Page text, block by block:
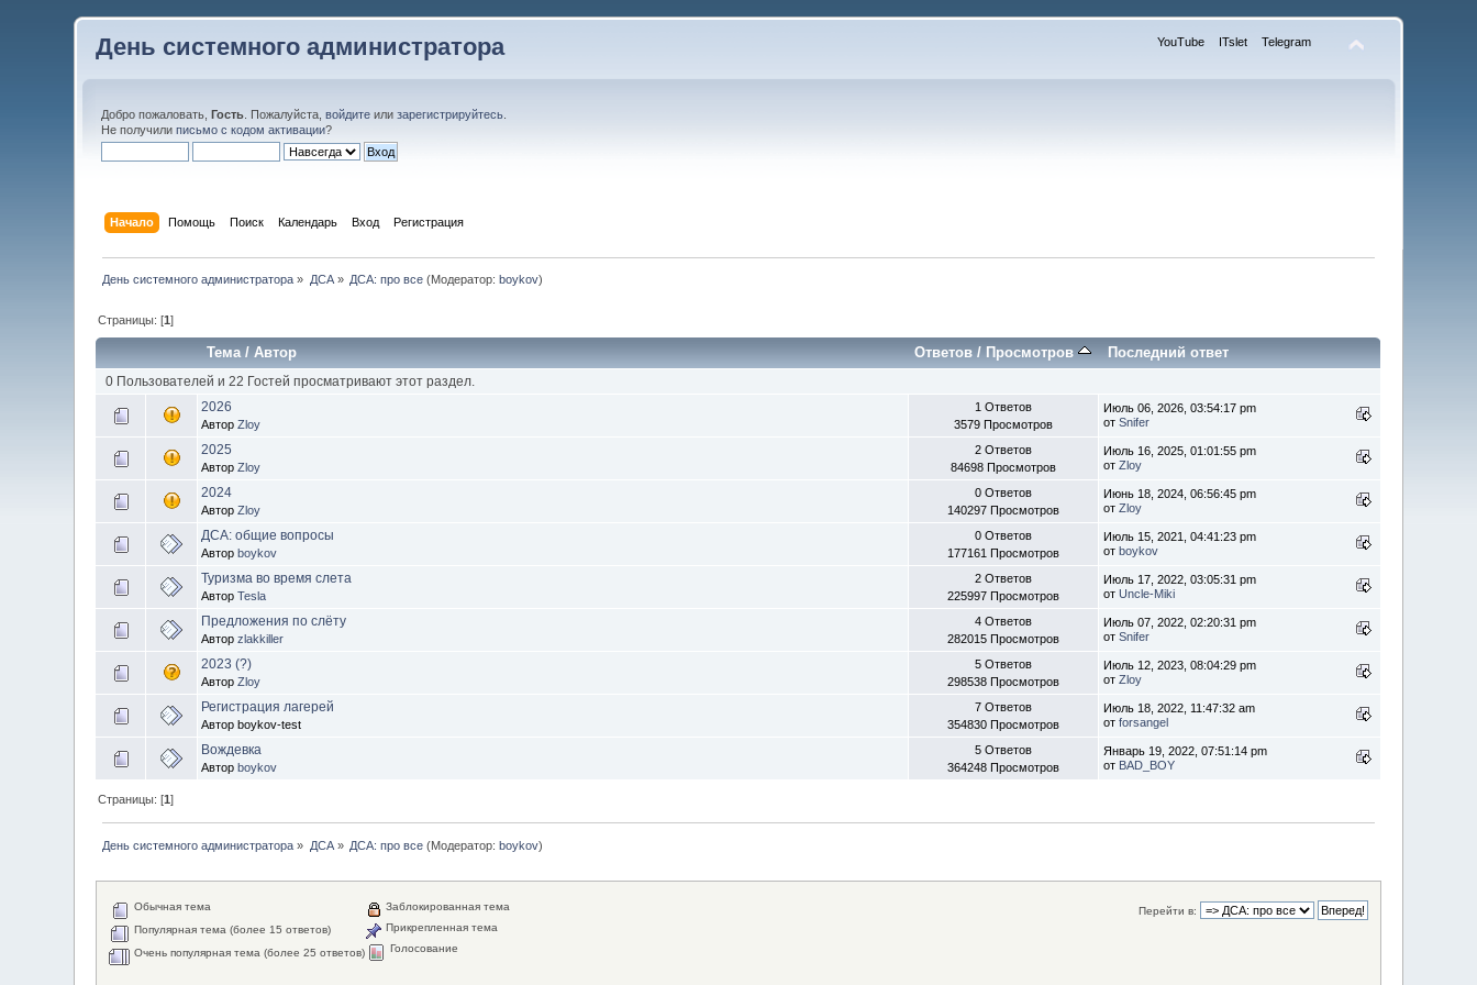
День системного администратора YouTube ITslet Telegram
Добро пожаловать,Гость . Пожалуйста,войдите илизарегистрируйтесь
Не получилиписьмо с кодом активации?
Начало Помощь Поиск Календарь Вход Регистрация
День системного администратора » ДСА» ДСА: про все (Модератор:boykov)
Страницы: [1]
Тема/Автор Ответов /Просмотров Последний ответ
0 Пользователей и 22 Гостей просматривают этот раздел.
2026
АвторZloy
1 Ответов
3579 Просмотров
Июль 06, 2026, 03:54:17 pm
отSnifer
2025
АвторZloy
2 Ответов
84698 Просмотров
Июль 16, 2025, 01:01:55 pm
отZloy
2024
АвторZloy
0 Ответов
140297 Просмотров
Июнь 18, 2024, 06:56:45 pm
отZloy
ДСА: общие вопросы
Авторboykov
0 Ответов
177161 Просмотров
Июль 15, 2021, 04:41:23 pm
отboykov
Туризма во время слета
АвторTesla
2 Ответов
225997 Просмотров
Июль 17, 2022, 03:05:31 pm
отUncle-Miki
Предложения по слёту
Авторzlakkiller
4 Ответов
282015 Просмотров
Июль 07, 2022, 02:20:31 pm
отSnifer
2023 (?)
АвторZloy
5 Ответов
298538 Просмотров
Июль 12, 2023, 08:04:29 pm
отZloy
Регистрация лагерей
Автор boykov-test
7 Ответов
354830 Просмотров
Июль 18, 2022, 11:47:32 am
отforsangel
Вождевка
Авторboykov
5 Ответов
364248 Просмотров
Январь 19, 2022, 07:51:14 pm
от BAD_BOY
Страницы: [1]
День системного администратора » ДСА» ДСА: про все (Модератор:boykov)
Перейти в:
Обычная тема
Популярная тема (более 15 ответов)
Очень популярная тема (более 25 ответов)
Заблокированная тема
Прикрепленная тема
Голосование